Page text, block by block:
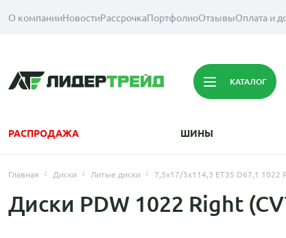
О компанииНовостиРассрочкаПортфолиоОтзывыОплата и
КАТАЛОГ
РАСПРОДАЖА ШИНЫ
Главная Диски Литые диски 7,5x17/5x114,3 ET35 D67,1 1022
Диски PDW 1022 Right